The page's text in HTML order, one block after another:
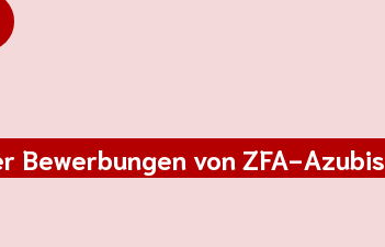
Bewerbungen von ZFA-Azubis